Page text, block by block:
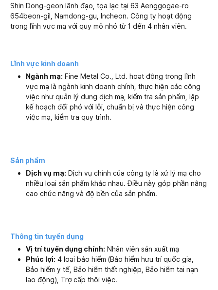
Shin Dong-geon lãnh đạo, tọa lạc tại 63 Aenggogae-ro
654beon-gil, Namdong-gu, Incheon. Công ty hoạt động
trong lĩnh vực mạ với quy mô nhỏ từ 1 đến 4 nhân viên.
Lĩnh vực kinh doanh
Ngành mạ: Fine Metal Co., Ltd. hoạt động trong lĩnh
vực mạ là ngành kinh doanh chính, thực hiện các công
việc như quản lý dung dịch mạ, kiểm tra sản phẩm, lập
kế hoạch đối phó với lỗi, chuẩn bị và thực hiện công
việc mạ, kiểm tra quy trình.
Sản phẩm
Dịch vụ mạ: Dịch vụ chính của công ty là xử lý mạ cho
nhiều loại sản phẩm khác nhau. Điều này góp phần nâng
cao chức năng và độ bền của sản phẩm.
Thông tin tuyển dụng
Vị trí tuyển dụng chính: Nhân viên sản xuất mạ
Phúc lợi: 4 loại bảo hiểm (Bảo hiểm hưu trí quốc gia,
Bảo hiểm y tế, Bảo hiểm thất nghiệp, Bảo hiểm tai nạn
lao động), Trợ cấp thôi việc.